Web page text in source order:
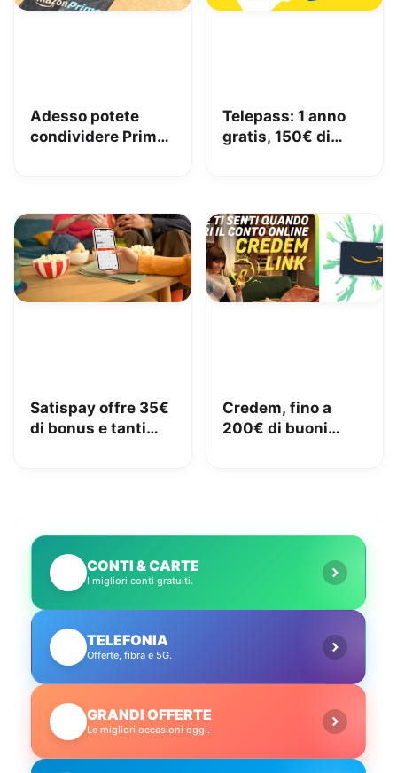
Adesso potete
condividere Prime
Telepass: 1 anno
gratis, 150€ di
Satispay offre 35€
di bonus e tanti
Credem, fino a
200€ di buoni
CONTI & CARTE
I migliori conti gratuiti.
TELEFONIA
Offerte, fibra e 5G.
GRANDI OFFERTE
Le migliori occasioni oggi.